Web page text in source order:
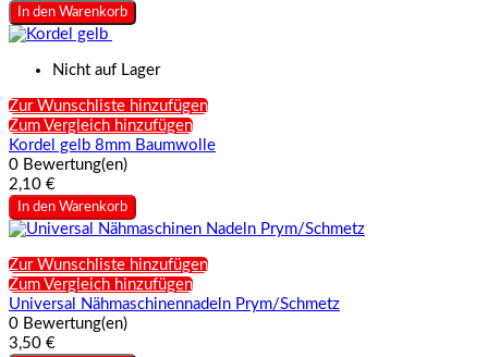
In den Warenkorb
Nicht auf Lager
Zur Wunschliste hinzufügen
Zum Vergleich hinzufügen
Kordel gelb 8mm Baumwolle
0 Bewertung(en)
2,10 €
In den Warenkorb
Zur Wunschliste hinzufügen
Zum Vergleich hinzufügen
Universal Nähmaschinennadeln Prym/Schmetz
0 Bewertung(en)
3,50 €